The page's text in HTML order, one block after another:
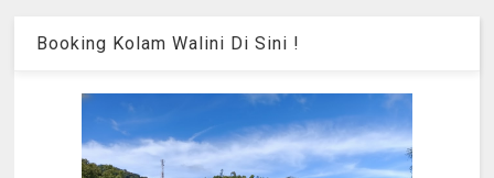
Booking Kolam Walini Di Sini !